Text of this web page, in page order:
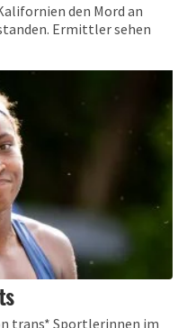
den Mord an
Ermittler sehen
trans* Sportlerinnen im